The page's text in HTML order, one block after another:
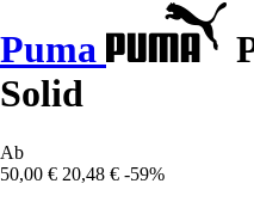
Puma
Solid
Ab
50,00 € 20,48 € -59%